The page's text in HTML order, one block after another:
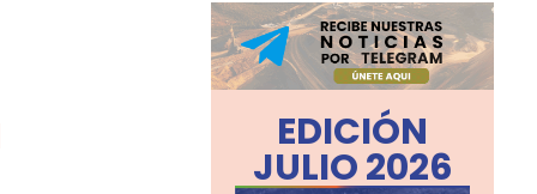
EDICIÓN
JULIO 2026